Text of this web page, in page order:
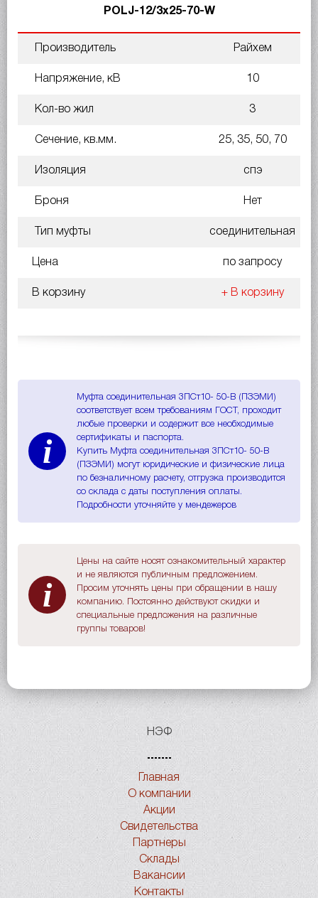
POLJ-12/3x25-70-W
Производитель Райхем
Напряжение, кВ 10
Кол-во жил 3
Сечение, кв.мм. 25, 35, 50, 70
Изоляция спэ
Броня Нет
Тип муфты соединительная
Цена по запросу
В корзину + В корзину
i
Муфта соединительная 3ПСт10- 50-В (ПЗЭМИ)
соответствует всем требованиям ГОСТ, проходит
любые проверки и содержит все необходимые
сертификаты и паспорта.
Купить Муфта соединительная 3ПСт10- 50-В
(ПЗЭМИ) могут юридические и физические лица
по безналичному расчету, отгрузка производится
со склада с даты поступления оплаты.
Подробности уточняйте у мендежеров
i
Цены на сайте носят ознакомительный характер
и не являются публичным предложением.
Просим уточнять цены при обращении в нашу
компанию. Постоянно действуют скидки и
специальные предложения на различные
группы товаров!
НЭФ
Главная
О компании
Акции
Свидетельства
Партнеры
Склады
Вакансии
Контакты